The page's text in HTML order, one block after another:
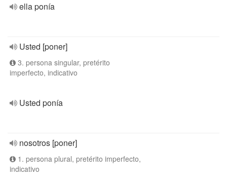
ella ponía
Usted [poner]
3. persona singular, pretérito
imperfecto, indicativo
Usted ponía
nosotros [poner]
1. persona plural, pretérito imperfecto,
indicativo